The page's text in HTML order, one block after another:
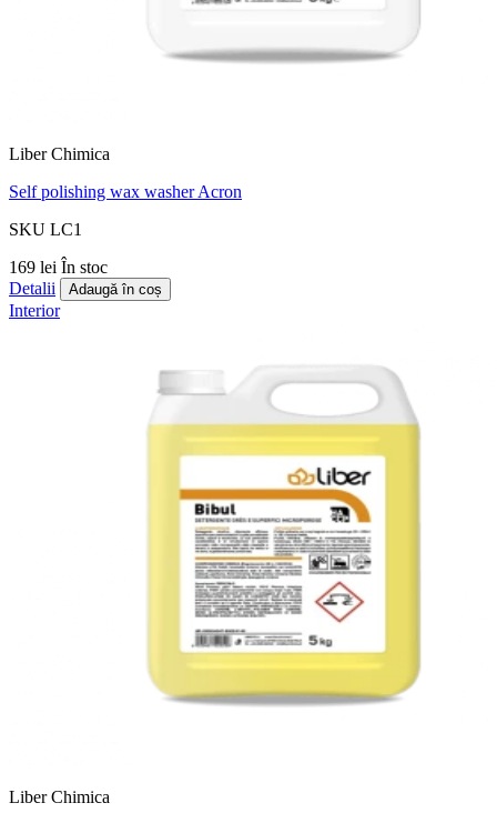
Liber Chimica
Self polishing wax washer Acron
SKU LC1
169 lei În stoc
Detalii
Adaugă în coș
Interior
Liber Chimica